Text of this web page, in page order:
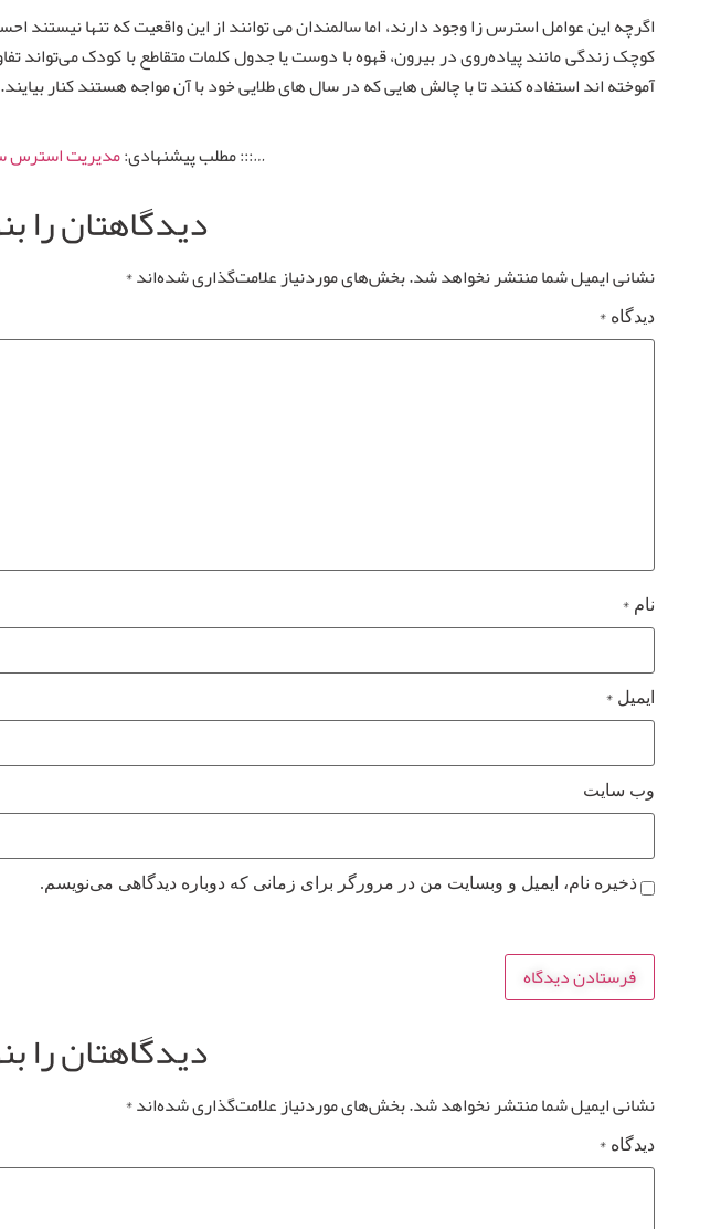
اگرچه این عوامل استرس زا وجود دارند، اما سالمندان می توانند از این واقعیت که تنها
کوچک زندگی مانند پیاده‌روی در بیرون، قهوه با دوست یا جدول کلمات متقاطع با کودک می‌تواند
آموخته اند استفاده کنند تا با چالش هایی که در سال های طلایی خود با آن مواجه هستند کنار بیایند.
…::: مطلب پیشنهادی:مدیریت استرس
دیدگاهتان را
نشانی ایمیل شما منتشر نخواهد شد.بخش‌های موردنیاز علامت‌گذاری شده‌اند*
دیدگاه *
نام *
ایمیل *
وب‌ سایت
ذخیره نام، ایمیل و وبسایت من در مرورگر برای زمانی که دوباره دیدگاهی می‌نویسم.
دیدگاهتان را
نشانی ایمیل شما منتشر نخواهد شد.بخش‌های موردنیاز علامت‌گذاری شده‌اند*
دیدگاه *